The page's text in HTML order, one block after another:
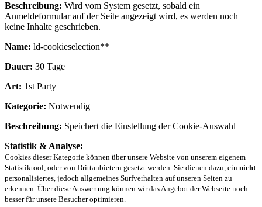
Beschreibung: Wird vom System gesetzt, sobald ein
Anmeldeformular auf der Seite angezeigt wird, es werden noch
keine Inhalte geschrieben.
Name: ld-cookieselection**
Dauer: 30 Tage
Art: 1st Party
Kategorie: Notwendig
Beschreibung: Speichert die Einstellung der Cookie-Auswahl
Statistik & Analyse:
Cookies dieser Kategorie können über unsere Website von unserem eigenem
Statistiktool, oder von Drittanbietern gesetzt werden. Sie dienen dazu, ein nicht
personalisiertes, jedoch allgemeines Surfverhalten auf unseren Seiten zu
erkennen. Über diese Auswertung können wir das Angebot der Webseite noch
besser für unsere Besucher optimieren.